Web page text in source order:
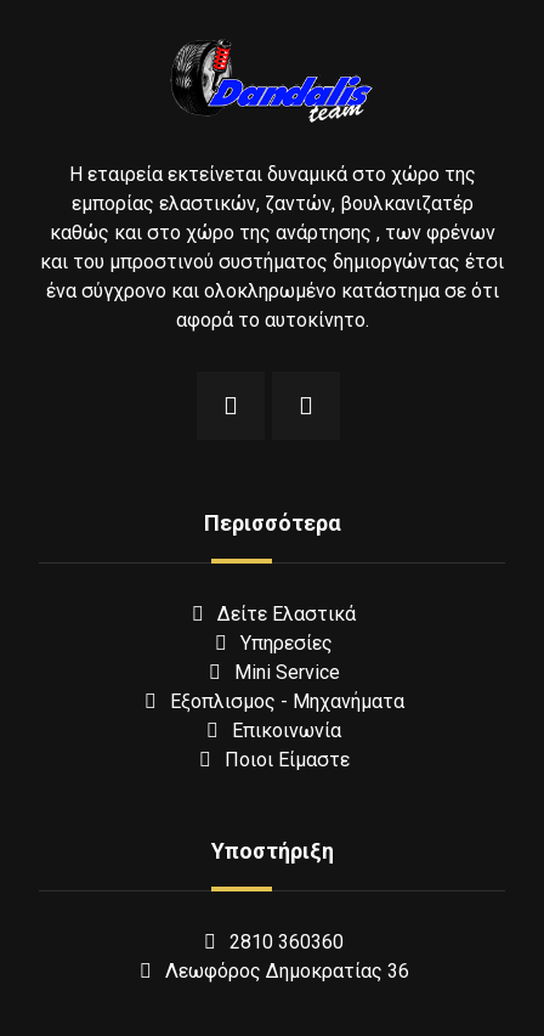
Η εταιρεία εκτείνεται δυναμικά στο χώρο της
εμπορίας ελαστικών, ζαντών, βουλκανιζατέρ
καθώς και στο χώρο της ανάρτησης , των φρένων
και του μπροστινού συστήματος δημιοργώντας έτσι
ένα σύγχρονο και ολοκληρωμένο κατάστημα σε ότι
αφορά το αυτοκίνητο.
Περισσότερα
Δείτε Ελαστικά
Υπηρεσίες
Mini Service
Εξοπλισμος - Μηχανήματα
Επικοινωνία
Ποιοι Είμαστε
Υποστήριξη
2810 360360
Λεωφόρος Δημοκρατίας 36